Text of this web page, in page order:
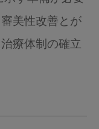
美性改善とが
療体制の確立